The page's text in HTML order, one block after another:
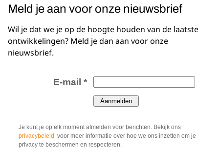
Meld je aan voor onze nieuwsbrief
Wil je dat we je op de hoogte houden van de laatste
ontwikkelingen? Meld je dan aan voor onze
nieuwsbrief.